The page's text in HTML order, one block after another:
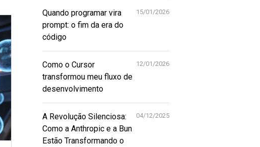
Quando programar vira
prompt: o fim da era do
código
15/01/2026
Como o Cursor
transformou meu fluxo de
desenvolvimento
12/01/2026
A Revolução Silenciosa:
Como a Anthropic e a Bun
Estão Transformando o
04/12/2025